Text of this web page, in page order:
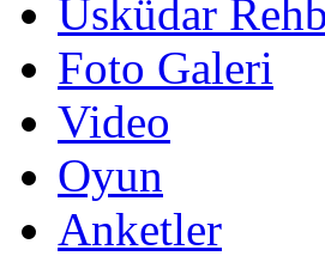
Üsküdar
Foto Galeri
Video
Oyun
Anketler